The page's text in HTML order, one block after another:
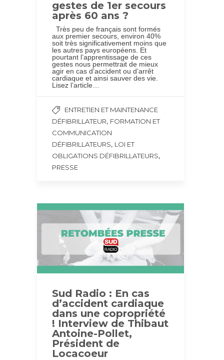
gestes de 1er secours
après 60 ans ?
Très peu de français sont formés
aux premier secours, environ 40%
soit très significativement moins que
les autres pays européens. Et
pourtant l’apprentissage de ces
gestes nous permettrait de mieux
agir en cas d’accident ou d’arrêt
cardiaque et ainsi sauver des vie.
Lisez l’article…
ENTRETIEN ET MAINTENANCE
DÉFIBRILLATEUR, FORMATION ET
COMMUNICATION
DÉFIBRILLATEURS, LOI ET
OBLIGATIONS DÉFIBRILLATEURS,
PRESSE
Sud Radio : En cas
d’accident cardiaque
dans une copropriété
! Interview de Thibaut
Antoine-Pollet,
Président de
Locacoeur